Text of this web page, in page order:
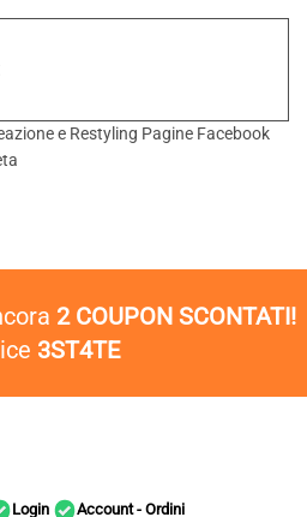
e Restyling Pagine Facebook
2 COUPON SCONTATI!
3ST4TE
Login Account - Ordini